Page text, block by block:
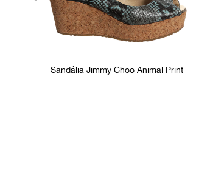
Sandália Jimmy Choo Animal Print